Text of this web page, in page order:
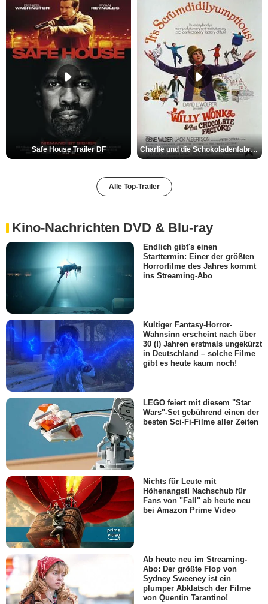
Safe House Trailer DF Charlie und die Schokoladenfabrik Trailer OV
Alle Top-Trailer
Kino-Nachrichten DVD & Blu-ray
Endlich gibt's einen
Starttermin: Einer der größten
Horrorfilme des Jahres kommt
ins Streaming-Abo
Kultiger Fantasy-Horror-
Wahnsinn erscheint nach über
30 (!) Jahren erstmals ungekürzt
in Deutschland – solche Filme
gibt es heute kaum noch!
LEGO feiert mit diesem "Star
Wars"-Set gebührend einen der
besten Sci-Fi-Filme aller Zeiten
Nichts für Leute mit
Höhenangst! Nachschub für
Fans von "Fall" ab heute neu
bei Amazon Prime Video
Ab heute neu im Streaming-
Abo: Der größte Flop von
Sydney Sweeney ist ein
plumper Abklatsch der Filme
von Quentin Tarantino!